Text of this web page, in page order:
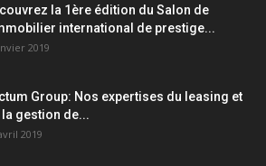
la 1ère édition du Salon de
international de prestige...
2019
Group: Nos expertises du leasing et
la gestion de...
2019